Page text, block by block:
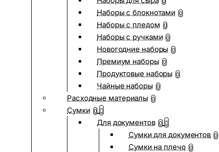
Наборы с блокнотами 0
Наборы с пледом 0
Наборы с ручками 0
Новогодние наборы 0
Премиум наборы 0
Продуктовые наборы 0
Чайные наборы 0
Расходные материалы 0
Сумки 0
Для документов 0
Сумки для документов 0
Сумки на плечо 0